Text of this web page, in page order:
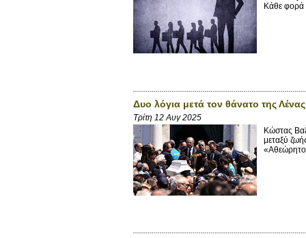
Κάθε φορά
Δυο λόγια μετά τον θάνατο της
Τρίτη 12 Αυγ 2025
Κώστας
μεταξύ